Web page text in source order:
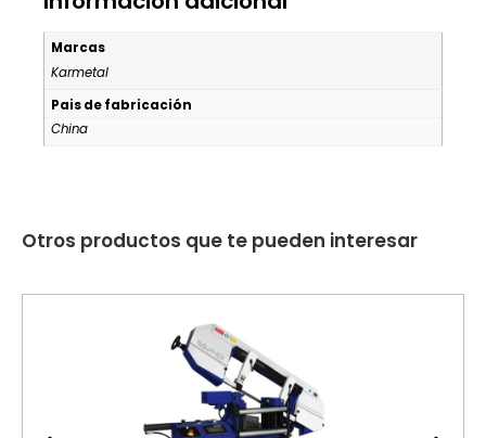
Marcas
Karmetal
Pais de fabricación
China
Otros productos que te pueden interesar